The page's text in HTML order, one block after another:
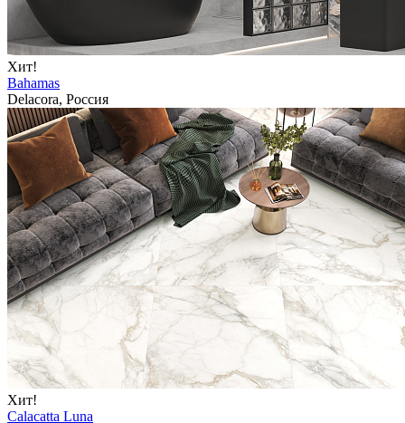
Хит!
Bahamas
Delacora, Россия
Хит!
Calacatta Luna